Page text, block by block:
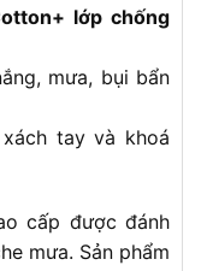
lớp chống
mưa, bụi bẩn
tay và khoá